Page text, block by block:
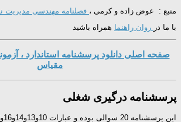
منبع : عوض زاده و کرمی ، فصلنامه مهندسی مدیریت
با ما در روان راهنما همراه باشید
صفحه اصلی دانلود پرسشنامه استاندارد ،
مقیاس
پرسشنامه درگیری شغلی